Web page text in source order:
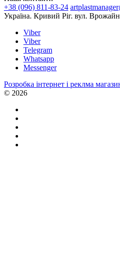
+38 (096) 811-83-24
Україна. Кривий Ріг. вул.
Viber
Viber
Telegram
Whatsapp
Messenger
Розробка інтернет і реклма
© 2026